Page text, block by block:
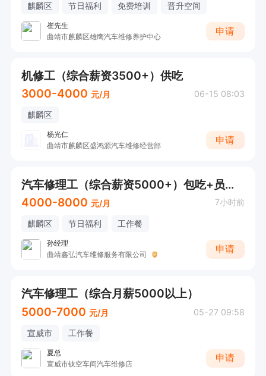
麒麟区 节日福利 免费培训 晋升空间
崔先生
曲靖市麒麟区雄鹰汽车维修养护中心
申请
机修工（综合薪资3500+）供吃
3000-4000 元/月 06-15 08:03
麒麟区
杨光仁
曲靖市麒麟区盛鸿源汽车维修经营部
申请
汽车修理工（综合薪资5000+）包吃+员工福利
4000-8000 元/月 7小时前
麒麟区 节日福利 工作餐
孙经理
曲靖鑫弘汽车维修服务有限公司
申请
汽车修理工（综合月薪5000以上）
5000-7000 元/月 05-27 09:58
宣威市 工作餐
夏总
宣威市钛空车间汽车维修店
申请